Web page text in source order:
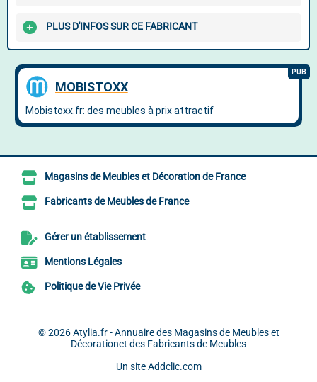
PLUS D'INFOS SUR CE FABRICANT
Magasins de Meubles et Décoration de France
Fabricants de Meubles de France
Gérer un établissement
Mentions Légales
Politique de Vie Privée
© 2026 Atylia.fr - Annuaire des Magasins de Meubles et
Décorationet des Fabricants de Meubles
Un site Addclic.com